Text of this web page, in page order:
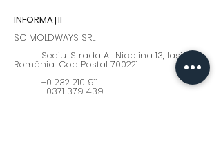
INFORMAȚII
SC MOLDWAYS SRL
Sediu: Strada Al. Nicolina 13, Iași, Iași,
România, Cod Postal 700221
+0 232 210 911
+0371 379 439